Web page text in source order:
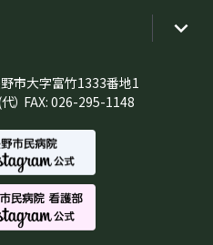
市大字富竹1333番地1
） FAX: 026-295-1148